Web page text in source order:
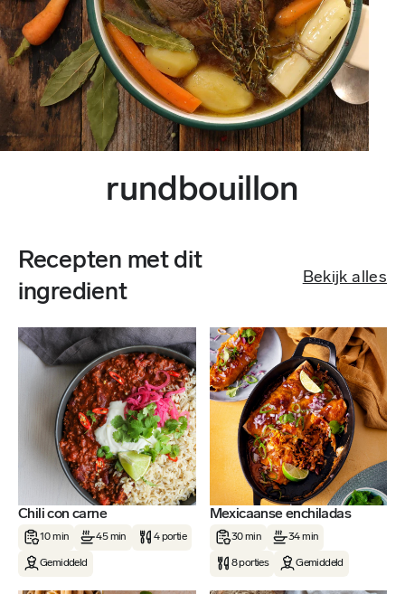
rundbouillon
Recepten met dit
ingredient
Bekijk alles
Chili con carne
10 min 45 min 4 portie
Gemiddeld
Mexicaanse enchiladas
30 min 34 min
8 porties Gemiddeld